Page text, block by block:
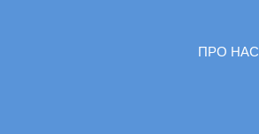
ПРО НАС